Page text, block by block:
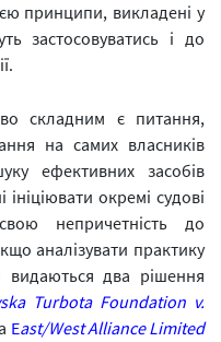
принципи, викладені у
застосовуватись і до
складним є питання,
на самих власників
ефективних засобів
окремі судові
непричетність до
аналізувати практику
два рішення
Turbota Foundation v.
East/West Alliance Limited